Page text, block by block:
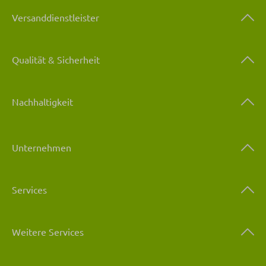
Versanddienstleister
Qualität & Sicherheit
Nachhaltigkeit
Unternehmen
Services
Weitere Services